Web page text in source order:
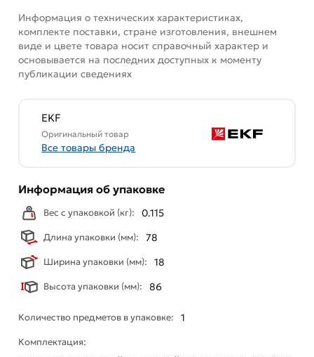
Информация о технических характеристиках,
комплекте поставки, стране изготовления, внешнем
виде и цвете товара носит справочный характер и
основывается на последних доступных к моменту
публикации сведениях
EKF
Оригинальный товар
Все товары бренда
Информация об упаковке
Вес с упаковкой (кг): 0.115
Длина упаковки (мм): 78
Ширина упаковки (мм): 18
Высота упаковки (мм): 86
Количество предметов в упаковке: 1
Комплектация: